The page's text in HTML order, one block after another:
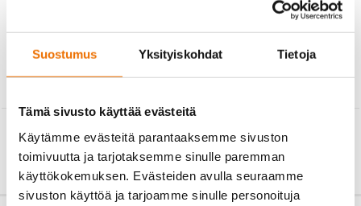
Suostumus Yksityiskohdat Tietoja
Tämä sivusto käyttää evästeitä
Käytämme evästeitä parantaaksemme sivuston
toimivuutta ja tarjotaksemme sinulle paremman
käyttökokemuksen. Evästeiden avulla seuraamme
sivuston käyttöä ja tarjoamme sinulle personoituja